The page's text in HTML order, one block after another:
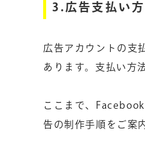
3.広告支払い
広告アカウントの支
あります。支払い方
ここまで、
告の制作手順をご案